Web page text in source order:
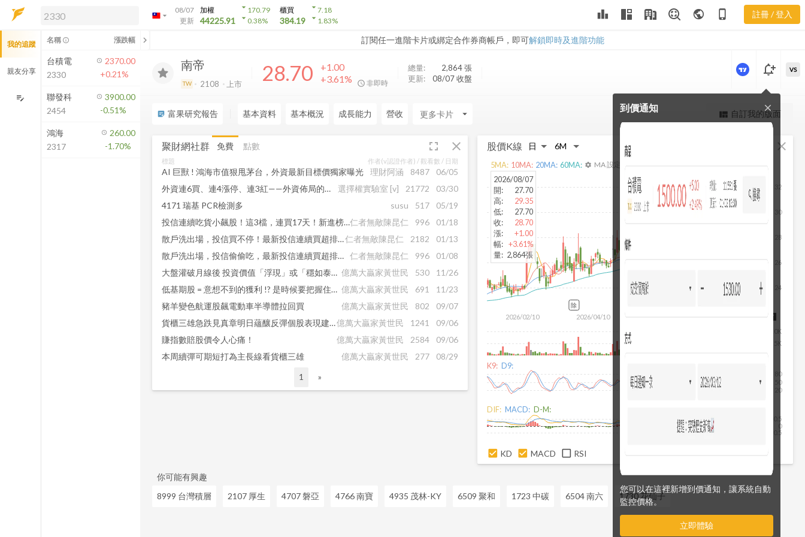
arrow_drop_down
08/07
更新
加權
44225.91
arrow_drop_down170.79
arrow_drop_down0.38%
櫃買
384.19
arrow_drop_down7.18
arrow_drop_down1.83% leaderboard public phone_iphone 註冊 / 登入
訂閱任一進階卡片或綁定合作券商帳戶，即可解鎖即時及進階功能
解鎖即時行情及進階功能
方案」，即可解鎖以下功能：
即時行情
即時市況與排行
成交金額熱力圖
前往方案訂閱
如何綁定合作券商
社群
南帝
TW 2108 上市 28.70
+1.00
+3.61%
非即時
總量: 2,864張
更新:
08/07 收盤
更強大的進階價量圖表
notification_add
到價通知
您可以在這裡新增到價通知，讓系統自動
監控價格。
立即體驗
close
VS
sticky_note_2 富果研究報告 基本資料 基本概況 成長能力 營收 arrow_drop_down view_quilt 自訂我的版面
聚財網社群 fullscreen close
免費 點數
標題 作者(v認證作者) / 觀看數 / 日期
AI 巨獸 ! 鴻海市值狠甩茅台，外資最新目標價獨家曝光 理財阿涵 8487
06/05
外資連6買、連4漲停、連3紅——外資佈局的標的全曝光
選擇權實驗室 [v] 21772
03/30
4171 瑞基 PCR檢測多
susu 517
05/19
投信連續吃貨小飆股！這3檔，連買17天！新進榜的有...仁者無敵陳昆仁 996
01/18
散戶洗出場，投信買不停！最新投信連續買超排行，這3檔股票，連買14天！仁者無敵陳昆仁 2182
01/13
散戶洗出場，投信偷偷吃，最新投信連續買超排行，這檔股票連買12天！ 仁者無敵陳昆仁 996
01/08
大盤灌破月線後 投資價值「浮現」或「穩如泰山」的股票在這!! 億萬大贏家黃世民 530
11/26
低基期股 = 意想不到的獲利 !? 是時候要把握住了!! 億萬大贏家黃世民 691
11/23
豬羊變色航運股飆電動車半導體拉回買
億萬大贏家黃世民 802
09/07
貨櫃三雄急跌見真章明日蘊釀反彈個股表現建構頭肩底型態億萬大贏家黃世民 1241
09/06
賺指數賠股價令人心痛！
億萬大贏家黃世民 2584
09/06
本周續彈可期短打為主長線看貨櫃三雄
億萬大贏家黃世民 277 08/29
1 »
股價K線 close
2026/02/10 2026/04/10
24
26
28
30
32
2026/08/07
5K
10K
2026/08/07
開:
27.70
高:
29.35
低:
27.70
收:
28.70
漲:
+1.00
幅: +3.61%
量: 2,864張
5MA: 10MA: 20MA: 60MA: settings MA 設定
除
K9: D9:
20
50
80
DIF: MACD: D-M:
-0.5
0
0.5
KD MACD RSI
你可能有興趣
8999 台灣積層
2107 厚生 4707 磐亞 4766 南寶 4935 茂林-KY 6509 聚和 1723 中碳 6504 南六 1730 花仙子
我的追蹤
親友分享
edit_note
名稱 info_outline 漲跌幅 chevron_left
台積電
2330
2370.00
+0.21%
聯發科
2454
3900.00
-0.51%
鴻海
2317
260.00
-1.70%